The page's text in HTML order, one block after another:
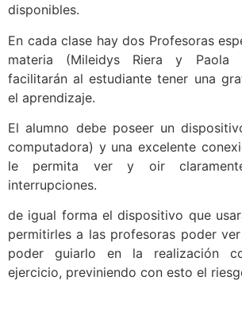
disponibles.
En cada clase hay dos Profesoras
materia (Mileidys Riera y Paola
facilitarán al estudiante tener una
el aprendizaje.
El alumno debe poseer un
computadora) y una excelente
le permita ver y oir
interrupciones.
de igual forma el dispositivo que
permitirles a las profesoras poder
poder guiarlo en la realización
ejercicio, previniendo con esto el